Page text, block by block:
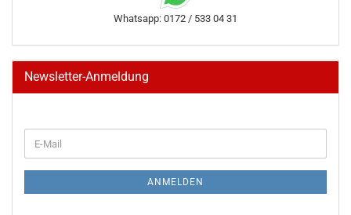
Whatsapp: 0172 / 533 04 31
Newsletter-Anmeldung
ZUR
E-
Mail
ANMELDEN